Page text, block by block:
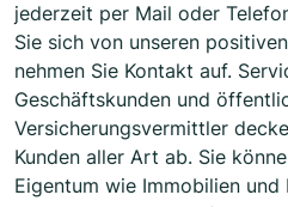
jederzeit per Mail oder
Sie sich von unseren
nehmen Sie Kontakt auf.
Geschäftskunden und
Versicherungsvermittler
Kunden aller Art ab. Sie
Eigentum wie Immobilien und